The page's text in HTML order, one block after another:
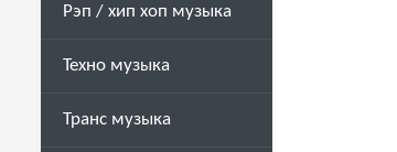
Рэп / хип хоп музыка
Техно музыка
Транс музыка